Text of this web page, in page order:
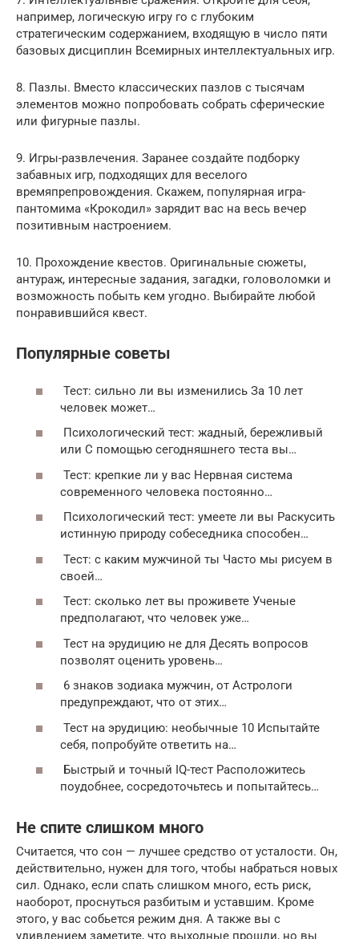
например, логическую игру го с глубоким
стратегическим содержанием, входящую в число пяти
базовых дисциплин Всемирных интеллектуальных игр.
8. Пазлы. Вместо классических пазлов с тысячам
элементов можно попробовать собрать сферические
или фигурные пазлы.
9. Игры-развлечения. Заранее создайте подборку
забавных игр, подходящих для веселого
времяпрепровождения. Скажем, популярная игра-
пантомима «Крокодил» зарядит вас на весь вечер
позитивным настроением.
10. Прохождение квестов. Оригинальные сюжеты,
антураж, интересные задания, загадки, головоломки и
возможность побыть кем угодно. Выбирайте любой
понравившийся квест.
Популярные советы
Тест: сильно ли вы изменились За 10 лет
человек может…
Психологический тест: жадный, бережливый
или С помощью сегодняшнего теста вы…
Тест: крепкие ли у вас Нервная система
современного человека постоянно…
Психологический тест: умеете ли вы Раскусить
истинную природу собеседника способен…
Тест: с каким мужчиной ты Часто мы рисуем в
своей…
Тест: сколько лет вы проживете Ученые
предполагают, что человек уже…
Тест на эрудицию не для Десять вопросов
позволят оценить уровень…
6 знаков зодиака мужчин, от Астрологи
предупреждают, что от этих…
Тест на эрудицию: необычные 10 Испытайте
себя, попробуйте ответить на…
Быстрый и точный IQ-тест Расположитесь
поудобнее, сосредоточьтесь и попытайтесь…
Не спите слишком много
Считается, что сон — лучшее средство от усталости. Он,
действительно, нужен для того, чтобы набраться новых
сил. Однако, если спать слишком много, есть риск,
наоборот, проснуться разбитым и уставшим. Кроме
этого, у вас собьется режим дня. А также вы с
удивлением заметите, что выходные прошли, но вы